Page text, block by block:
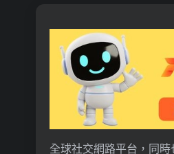
全球社交網路平台，同